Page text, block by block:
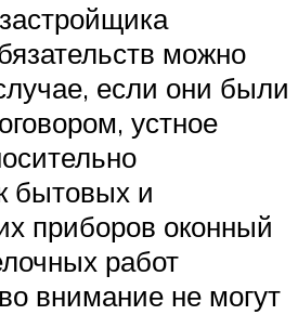
можно
если они были
устное
бытовых и
приборов оконный
работ
внимание не могут